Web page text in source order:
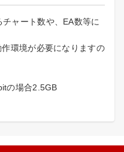
ャート数や、EA数等に
環境が必要になりますの
の場合2.5GB